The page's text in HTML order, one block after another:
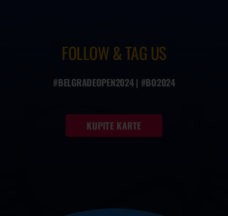
FOLLOW & TAG US
#BELGRADEOPEN2024 | #BO2024
KUPITE KARTE